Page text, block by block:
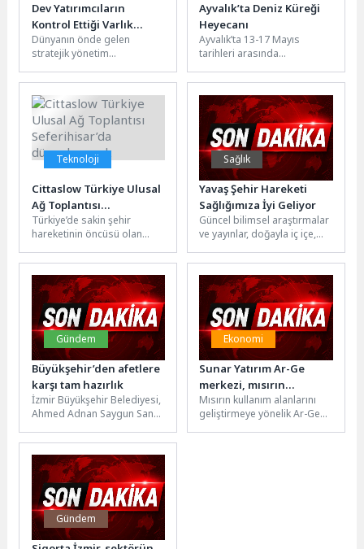
Dev Yatırımcıların
Kontrol Ettiği Varlık
Büyüklüğü 2030’da 59
Trilyon Dolara Ulaşacak
Dünyanın önde gelen
stratejik yönetim
Boston Consulting Group
(BCG), küresel sermaye
piyasalarında önemli...
Ayvalık’ta Deniz Küreği
Heyecanı
Ayvalık’ta 13-17 Mayıs
tarihleri arasında
Küreği Endurance ve Beach
Sprint Türkiye Kupası...
Teknoloji
Cittaslow Türkiye Ulusal
Ağ Toplantısı
Seferihisar’da
düzenlenecek
Türkiye’de sakin şehir
hareketinin öncüsü olan
Türkiye Ulusal Ağ
Toplantısı’na ev sahipliği
yapmaya...
Sağlık
Yavaş Şehir Hareketi
Sağlığımıza İyi Geliyor
Güncel bilimsel araştırmalar
ve yayınlar, doğayla iç içe,
(sirkadiyen ritim) bir
yaşamın...
Gündem
Büyükşehir’den afetlere
karşı tam hazırlık
İzmir Büyükşehir Belediyesi,
Ahmed Adnan Saygun Sanat
yangın senaryolarını içeren
kapsamlı bir...
Ekonomi
Sunar Yatırım Ar-Ge
merkezi, mısırın
potansiyelini geleceğe
taşıyor
Mısırın kullanım alanlarını
geliştirmeye yönelik Ar-Ge
Gündem